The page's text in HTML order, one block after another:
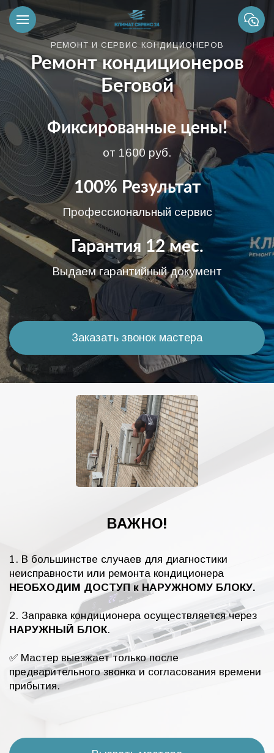
РЕМОНТ И СЕРВИС КОНДИЦИОНЕРОВ
Ремонт кондиционеров
Беговой
Фиксированные цены!
от 1600 руб.
100% Результат
Профессиональный сервис
Гарантия 12 мес.
Выдаем гарантийный документ
Заказать звонок мастера
ВАЖНО!
1. В большинстве случаев для диагностики
неисправности или ремонта кондиционера
НЕОБХОДИМ ДОСТУП к НАРУЖНОМУ БЛОКУ.
2. Заправка кондиционера осуществляется через
НАРУЖНЫЙ БЛОК.
✅ Мастер выезжает только после
предварительного звонка и согласования времени
прибытия.